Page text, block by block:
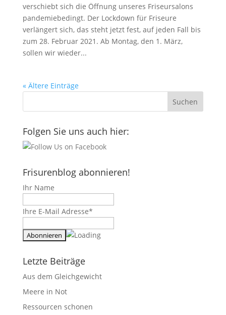
verschiebt sich die Öffnung unseres Friseursalons
pandemiebedingt. Der Lockdown für Friseure
verlängert sich, das steht jetzt fest, auf jeden Fall bis
zum 28. Februar 2021. Ab Montag, den 1. März,
sollen wir wieder...
« Ältere Einträge
Folgen Sie uns auch hier:
Frisurenblog abonnieren!
Ihr Name
Ihre E-Mail Adresse*
Letzte Beiträge
Aus dem Gleichgewicht
Meere in Not
Ressourcen schonen